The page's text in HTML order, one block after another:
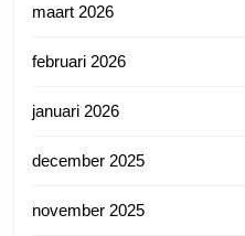
maart 2026
februari 2026
januari 2026
december 2025
november 2025